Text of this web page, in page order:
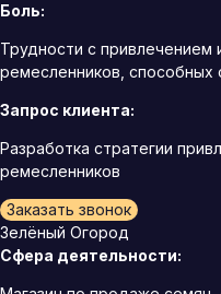
Боль:
Трудности с привлечением
ремесленников, способных
Запрос клиента:
Разработка стратегии
ремесленников
Заказать звонок
Зелёный Огород
Сфера деятельности: